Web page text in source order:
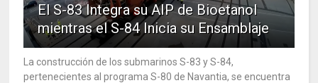
El S-83 Integra su AIP de Bioetanol
mientras el S-84 Inicia su Ensamblaje
La construcción de los submarinos S-83 y S-84,
pertenecientes al programa S-80 de Navantia, se encuentra